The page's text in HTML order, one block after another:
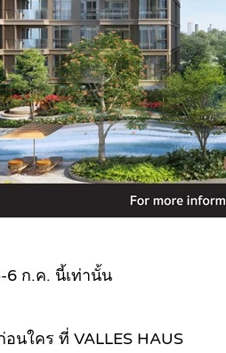
6 ก.ค. นี้เท่านั้น
นใคร ที่ VALLES HAUS